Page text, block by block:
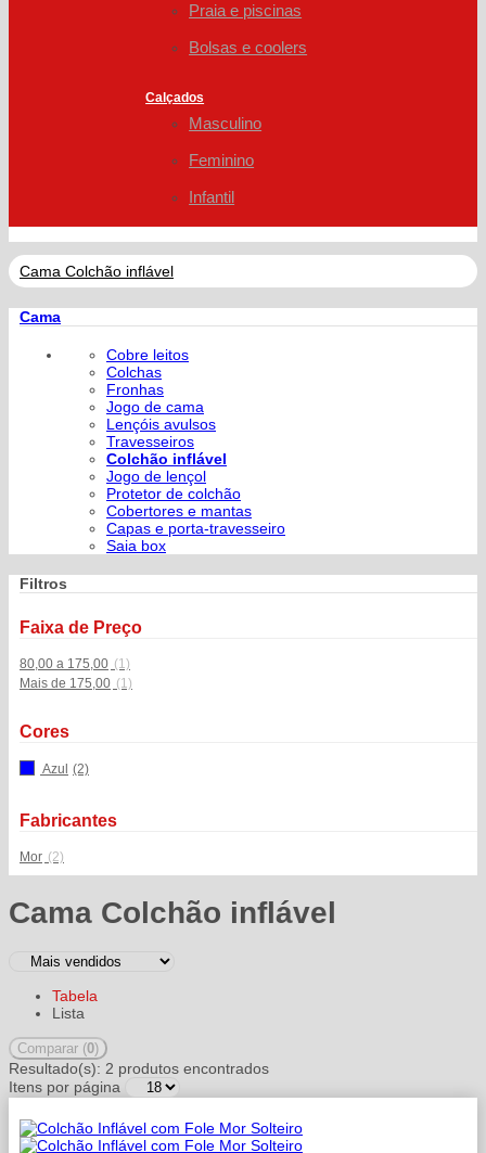
Praia e piscinas
Bolsas e coolers
Calçados
Masculino
Feminino
Infantil
Cama Colchão inflável
Cama
Cobre leitos
Colchas
Fronhas
Jogo de cama
Lençóis avulsos
Travesseiros
Colchão inflável
Jogo de lençol
Protetor de colchão
Cobertores e mantas
Capas e porta-travesseiro
Saia box
Filtros
Faixa de Preço
80,00 a 175,00 (1)
Mais de 175,00 (1)
Cores
Azul (2)
Fabricantes
Mor (2)
Cama Colchão inflável
Tabela
Lista
Comparar (0)
Resultado(s): 2 produtos encontrados
Itens por página